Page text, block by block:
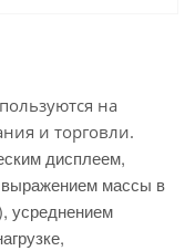
на
и торговли.
дисплеем,
выражением массы в
усреднением